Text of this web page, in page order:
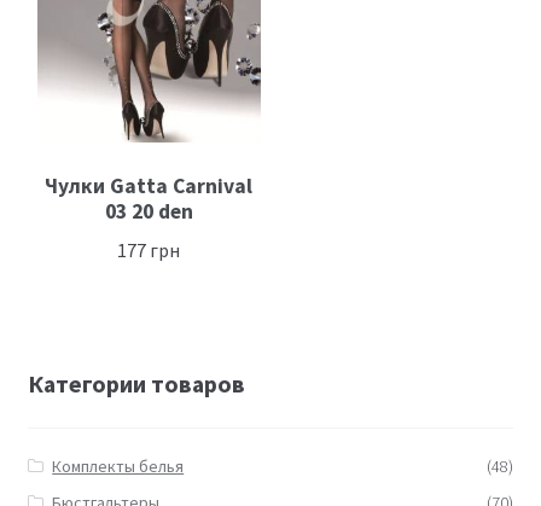
Чулки Gatta Carnival
03 20 den
177 грн
Категории товаров
Комплекты белья
(48)